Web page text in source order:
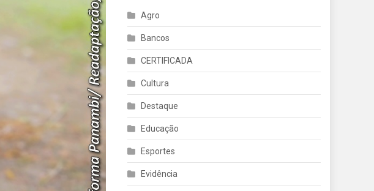
Agro
Bancos
CERTIFICADA
Cultura
Destaque
Educação
Esportes
Evidência